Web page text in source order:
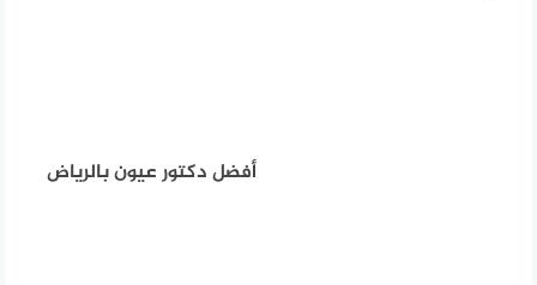
أفضل دكتور عيون بالرياض